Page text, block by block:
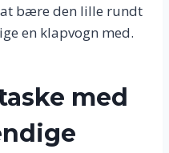
bære den lille rundt
en klapvogn med.
med